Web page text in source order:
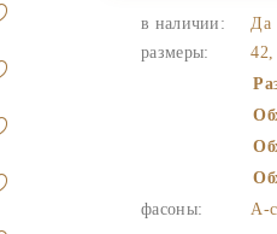
в наличии:
Да
размеры:
42,
фасоны:
А-